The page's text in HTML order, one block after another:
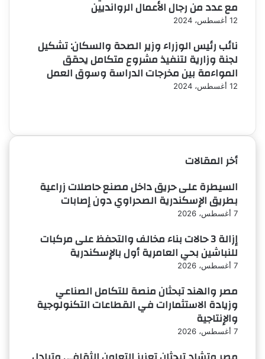
مع عدد من رجال الأعمال الروانديين
12 أغسطس، 2024
نائب رئيس الوزراء وزير الصحة والسكان: تشكيل
لجنة وزارية لتنفيذ مشروع متكامل يحقق
المواءمة بين مخرجات الدراسة وسوق العمل
12 أغسطس، 2024
أخر المقالات
السيطرة على حريق داخل مصنع حاصلات زراعية
بطريق الإسكندرية الصحراوي دون إصابات
7 أغسطس، 2026
إزالة 3 حالات بناء مخالف والتحفظ على مركبات
للنباشين بحي العامرية أول بالإسكندرية
7 أغسطس، 2026
مصر والهند تبحثان منصة للتكامل الصناعي
وزيادة الاستثمارات في القطاعات التكنولوجية
والإنتاجية
7 أغسطس، 2026